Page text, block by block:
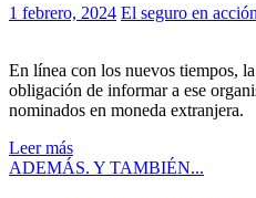
1 febrero, 2024 El seguro en acción
En línea con los nuevos tiempos,
obligación de informar a ese
nominados en moneda extranjera.
Leer más
ADEMÁS. Y TAMBIÉN...